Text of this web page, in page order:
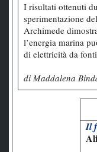
I risultati ottenuti
sperimentazione
Archimede
l’energia marina
di elettricità da
di Maddalena
Il